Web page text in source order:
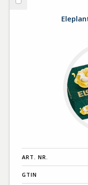
Välj
ART. NR.
GTIN